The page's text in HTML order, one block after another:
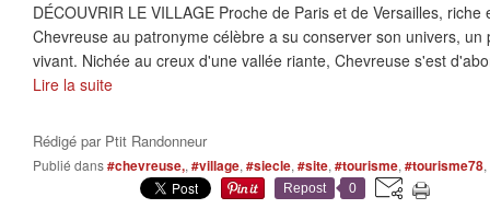
DÉCOUVRIR LE VILLAGE Proche de Paris et de Versailles,
Chevreuse au patronyme célèbre a su conserver son univers,
vivant. Nichée au creux d'une vallée riante, Chevreuse s'est
Lire la suite
Rédigé par Ptit Randonneur
Publié dans#chevreuse,, #village, #siecle, #site, #tourisme, #tourisme78,
Repost 0